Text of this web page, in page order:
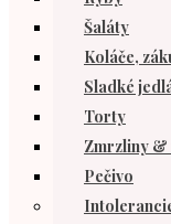
Šaláty
Koláče,
Sladké
Torty
Zmrzliny &
Pečivo